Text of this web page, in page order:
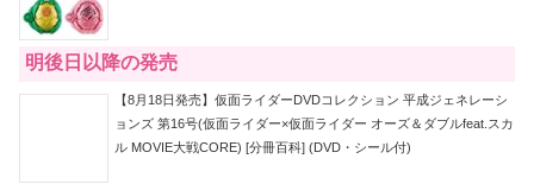
明後日以降の発売
【8月18日発売】仮面ライダーDVDコレクション 平成ジェネレーシ
ョンズ 第16号(仮面ライダー×仮面ライダー オーズ＆ダブルfeat.スカ
ル MOVIE大戦CORE) [分冊百科] (DVD・シール付)